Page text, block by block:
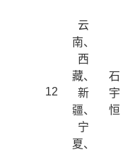
12
云
南、
西
藏、
新
疆、
宁
夏、
石
宇
恒